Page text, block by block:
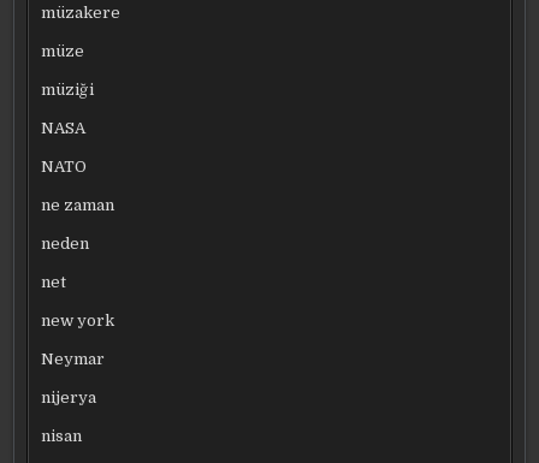
müzakere
müze
müziği
NASA
NATO
ne zaman
neden
net
new york
Neymar
nijerya
nisan